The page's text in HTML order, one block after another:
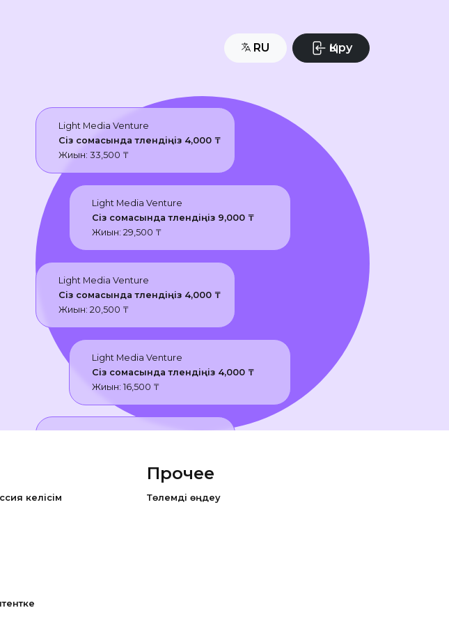
RU Қыру
Light Media Venture
Сіз сомасында төлендіңіз 4,000 ₸
Жиын: 33,500 ₸
Light Media Venture
Сіз сомасында төлендіңіз 9,000 ₸
Жиын: 29,500 ₸
Light Media Venture
Сіз сомасында төлендіңіз 4,000 ₸
Жиын: 20,500 ₸
Light Media Venture
Сіз сомасында төлендіңіз 4,000 ₸
Жиын: 16,500 ₸
келісім
Прочее
Төлемді өңдеу